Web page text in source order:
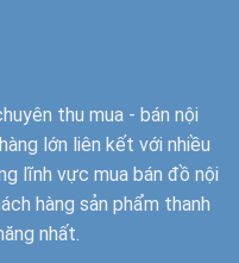
thu mua - bán nội
lớn liên kết với nhiều
lĩnh vực mua bán đồ nội
hàng sản phẩm thanh
nhất.